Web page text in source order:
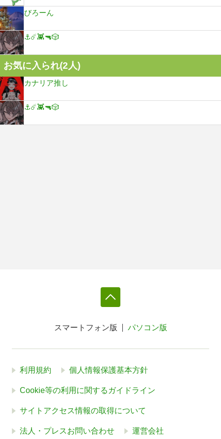
びろーん
⚓️☄️👾🔫🎲
お気に入られ(2人)
カナリア推し
⚓️☄️👾🔫🎲
スマートフォン版 パソコン版
利用規約 個人情報保護基本方針
Cookie等の利用に関するガイドライン
サイトアクセス情報の取得について
法人・プレスお問い合わせ 運営会社